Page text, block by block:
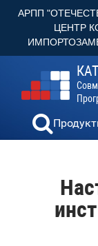
АРПП
ЦЕНТР